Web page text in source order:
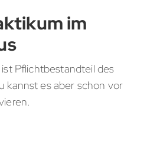
im
ist Pflichtbestandteil des
kannst es aber schon vor